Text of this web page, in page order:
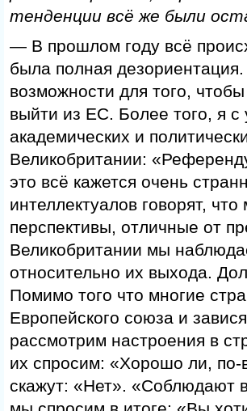
тенденции всё же были
— В прошлом году всё
была полная
возможности для того,
выйти из ЕС. Более того, я
академических и
Великобритании:
это всё кажется очень
интеллектуалов говорят,
перспективы, отличные от
Великобритании мы
относительно их выхода.
Помимо того что многие
Европейского союза и
рассмотрим настроения в
их спросим: «Хорошо ли,
скажут: «Нет». «Соблюдают